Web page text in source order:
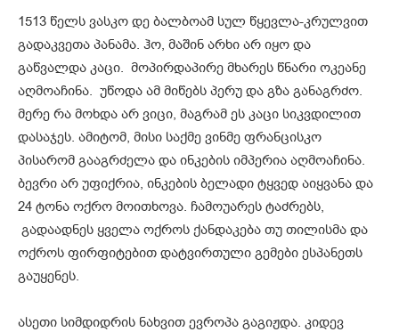
1513 წელს ვასკო დე ბალბოამ სულ წყევლა-კრულვით
გადაკვეთა პანამა. ჰო, მაშინ არხი არ იყო და
გაწვალდა კაცი. მოპირდაპირე მხარეს წნარი ოკეანე
აღმოაჩინა. უწოდა ამ მიწებს პერუ და გზა განაგრძო.
მერე რა მოხდა არ ვიცი, მაგრამ ეს კაცი სიკვდილით
დასაჯეს. ამიტომ, მისი საქმე ვინმე ფრანცისკო
პისარომ გააგრძელა და ინკების იმპერია აღმოაჩინა.
ბევრი არ უფიქრია, ინკების ბელადი ტყვედ აიყვანა და
24 ტონა ოქრო მოითხოვა. ჩამოუარეს ტაძრებს,
გადაადნეს ყველა ოქროს ქანდაკება თუ თილისმა და
ოქროს ფირფიტებით დატვირთული გემები ესპანეთს
გაუყენეს.
ასეთი სიმდიდრის ნახვით ევროპა გაგიჟდა. კიდევ